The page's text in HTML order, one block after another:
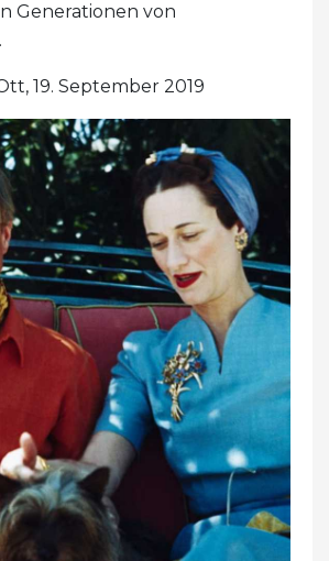
Generationen von
19. September 2019